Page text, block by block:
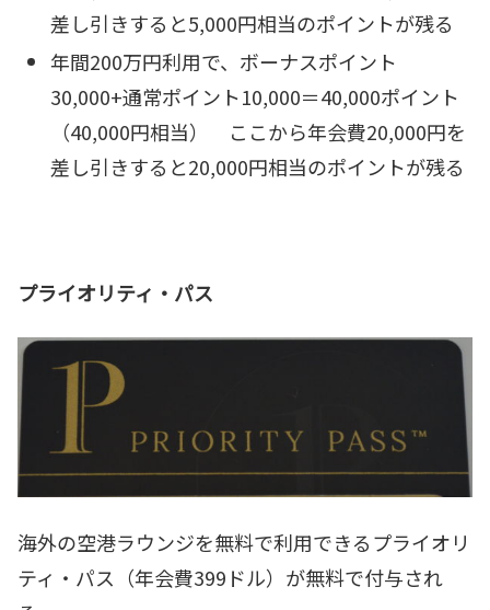
差し引きすると5,000円相当のポイントが残る
年間200万円利用で、ボーナスポイント
30,000+通常ポイント10,000＝40,000ポイント
（40,000円相当） ここから年会費20,000円を
差し引きすると20,000円相当のポイントが残る
プライオリティ・パス
海外の空港ラウンジを無料で利用できるプライオリ
ティ・パス（年会費399ドル）が無料で付与され